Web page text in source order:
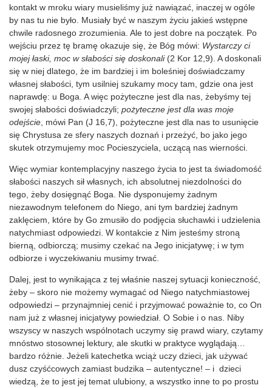
kontakt w mroku wiary musieliśmy już nawiązać, inaczej w ogóle
by nas tu nie było. Musiały być w naszym życiu jakieś wstępne
chwile radosnego zrozumienia. Ale to jest dobre na początek. Po
wejściu przez tę bramę okazuje się, że Bóg mówi: Wystarczy ci
mojej łaski, moc w słabości się doskonali(2 Kor 12,9). A doskonali
się w niej dlatego, że im bardziej i im boleśniej doświadczamy
własnej słabości, tym usilniej szukamy mocy tam, gdzie ona jest
naprawdę: u Boga. A więc pożyteczne jest dla nas, żebyśmy tej
swojej słabości doświadczyli; pożyteczne jest dla was moje
odejście , mówi Pan (J 16,7), pożyteczne jest dla nas to usunięcie
się Chrystusa ze sfery naszych doznań i przeżyć, bo jako jego
skutek otrzymujemy moc Pocieszyciela, uczącą nas wierności.
Więc wymiar kontemplacyjny naszego życia to jest ta świadomość
słabości naszych sił własnych, ich absolutnej niezdolności do
tego, żeby dosięgnąć Boga. Nie dysponujemy żadnym
niezawodnym telefonem do Niego, ani tym bardziej żadnym
zaklęciem, które by Go zmusiło do podjęcia słuchawki i udzielenia
natychmiast odpowiedzi. W kontakcie z Nim jesteśmy stroną
bierną, odbiorczą; musimy czekać na Jego inicjatywę; i w tym
odbiorze i wyczekiwaniu musimy trwać.
Dalej, jest to wynikająca z tej właśnie naszej sytuacji konieczność,
żeby – skoro nie możemy wymagać od Niego natychmiastowej
odpowiedzi – przynajmniej cenić i przyjmować poważnie to, co On
nam już z własnej inicjatywy powiedział. O Sobie i o nas. Niby
wszyscy w naszych wspólnotach uczymy się prawd wiary, czytamy
mnóstwo stosownej lektury, ale skutki w praktyce wyglądają…
bardzo różnie. Jeżeli katechetka wciąż uczy dzieci, jak używać
dusz czyśćcowych zamiast budzika – autentyczne! – i dzieci
wiedzą, że to jest jej temat ulubiony, a wszystko inne to po prostu